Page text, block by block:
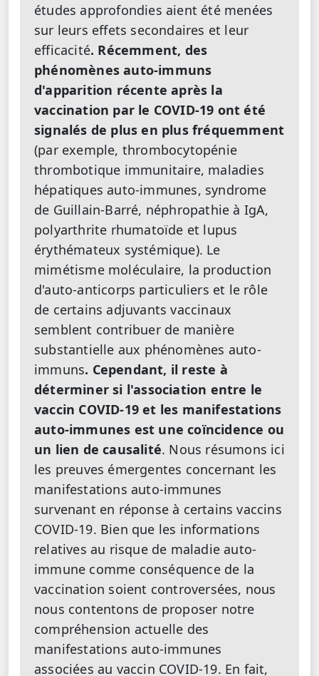
études approfondies aient été menées
sur leurs effets secondaires et leur
efficacité. Récemment, des
phénomènes auto-immuns
d'apparition récente après la
vaccination par le COVID-19 ont été
signalés de plus en plus fréquemment
(par exemple, thrombocytopénie
thrombotique immunitaire, maladies
hépatiques auto-immunes, syndrome
de Guillain-Barré, néphropathie à IgA,
polyarthrite rhumatoïde et lupus
érythémateux systémique). Le
mimétisme moléculaire, la production
d'auto-anticorps particuliers et le rôle
de certains adjuvants vaccinaux
semblent contribuer de manière
substantielle aux phénomènes auto-
immuns. Cependant, il reste à
déterminer si l'association entre le
vaccin COVID-19 et les manifestations
auto-immunes est une coïncidence ou
un lien de causalité. Nous résumons ici
les preuves émergentes concernant les
manifestations auto-immunes
survenant en réponse à certains vaccins
COVID-19. Bien que les informations
relatives au risque de maladie auto-
immune comme conséquence de la
vaccination soient controversées, nous
nous contentons de proposer notre
compréhension actuelle des
manifestations auto-immunes
associées au vaccin COVID-19. En fait,